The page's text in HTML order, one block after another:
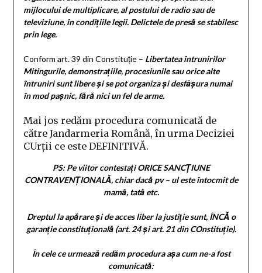
mijlocului de multiplicare, al postului de radio sau de
televiziune, în condițiile legii. Delictele de presă se stabilesc
prin lege.
Conform art. 39 din Constituție – Libertatea întrunirilor
Mitingurile, demonstrațiile, procesiunile sau orice alte
întruniri sunt libere și se pot organiza și desfășura numai
în mod pașnic, fără nici un fel de arme.
Mai jos redăm procedura comunicată de
către Jandarmeria Română, în urma Deciziei
CUrții ce este DEFINITIVĂ.
PS: Pe viitor contestați ORICE SANCȚIUNE
CONTRAVENȚIONALĂ, chiar dacă pv – ul este întocmit de
mamă, tată etc.
Dreptul la apărare și de acces liber la justiție sunt, ÎNCĂ o
garanție constituțională (art. 24 și art. 21 din COnstituție).
În cele ce urmează redăm procedura așa cum ne-a fost
comunicată: